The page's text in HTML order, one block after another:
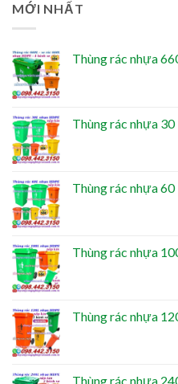
MỚI NHẤT
Thùng rác nhựa
Thùng rác nhựa
Thùng rác nhựa
Thùng rác nhựa
Thùng rác nhựa
Thùng rác nhựa